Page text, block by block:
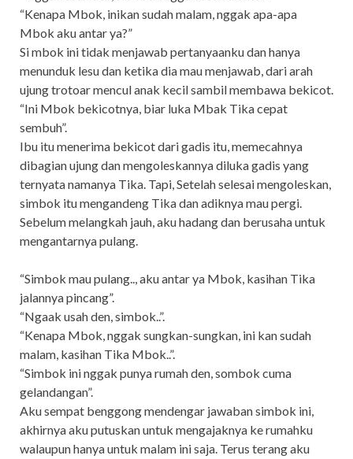
“Kenapa Mbok, inikan sudah malam, nggak apa-apa
Mbok aku antar ya?”
Si mbok ini tidak menjawab pertanyaanku dan hanya
menunduk lesu dan ketika dia mau menjawab, dari arah
ujung trotoar mencul anak kecil sambil membawa bekicot.
“Ini Mbok bekicotnya, biar luka Mbak Tika cepat
sembuh”.
Ibu itu menerima bekicot dari gadis itu, memecahnya
dibagian ujung dan mengoleskannya diluka gadis yang
ternyata namanya Tika. Tapi, Setelah selesai mengoleskan,
simbok itu mengandeng Tika dan adiknya mau pergi.
Sebelum melangkah jauh, aku hadang dan berusaha untuk
mengantarnya pulang.
“Simbok mau pulang.., aku antar ya Mbok, kasihan Tika
jalannya pincang”.
“Ngaak usah den, simbok..”.
“Kenapa Mbok, nggak sungkan-sungkan, ini kan sudah
malam, kasihan Tika Mbok..”.
“Simbok ini nggak punya rumah den, sombok cuma
gelandangan”.
Aku sempat benggong mendengar jawaban simbok ini,
akhirnya aku putuskan untuk mengajaknya ke rumahku
walaupun hanya untuk malam ini saja. Terus terang aku